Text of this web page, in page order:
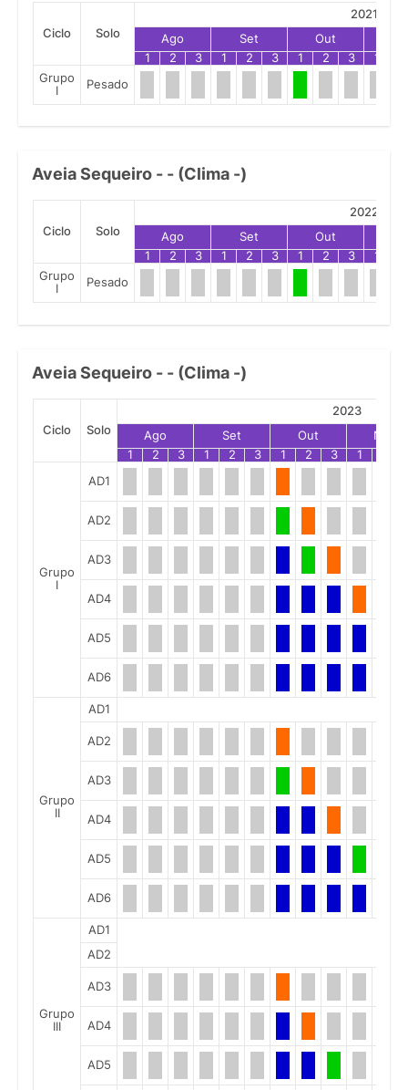
Ciclo Solo
2021
Ago
Set Out
1
2 3 1 2 3 1 2 3 1
Grupo
I
Pesado
Aveia Sequeiro - - (Clima -)
Ciclo Solo
2022
Ago
Set Out
1
2 3 1 2 3 1 2 3 1
Grupo
I
Pesado
Aveia Sequeiro - - (Clima -)
Ciclo Solo
2023
Ago
Set Out
Nov
1
2 3 1 2 3 1 2 3 1
Grupo
I
AD1
AD2
AD3
AD4
AD5
AD6
Grupo
II
AD1
AD2
AD3
AD4
AD5
AD6
Grupo
III
AD1
AD2
AD3
AD4
AD5